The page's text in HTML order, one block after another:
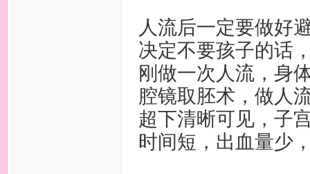
人流后一定要做好
决定不要孩子的话
刚做一次人流，身
腔镜取胚术，做人
超下清晰可见，子
时间短，出血量少